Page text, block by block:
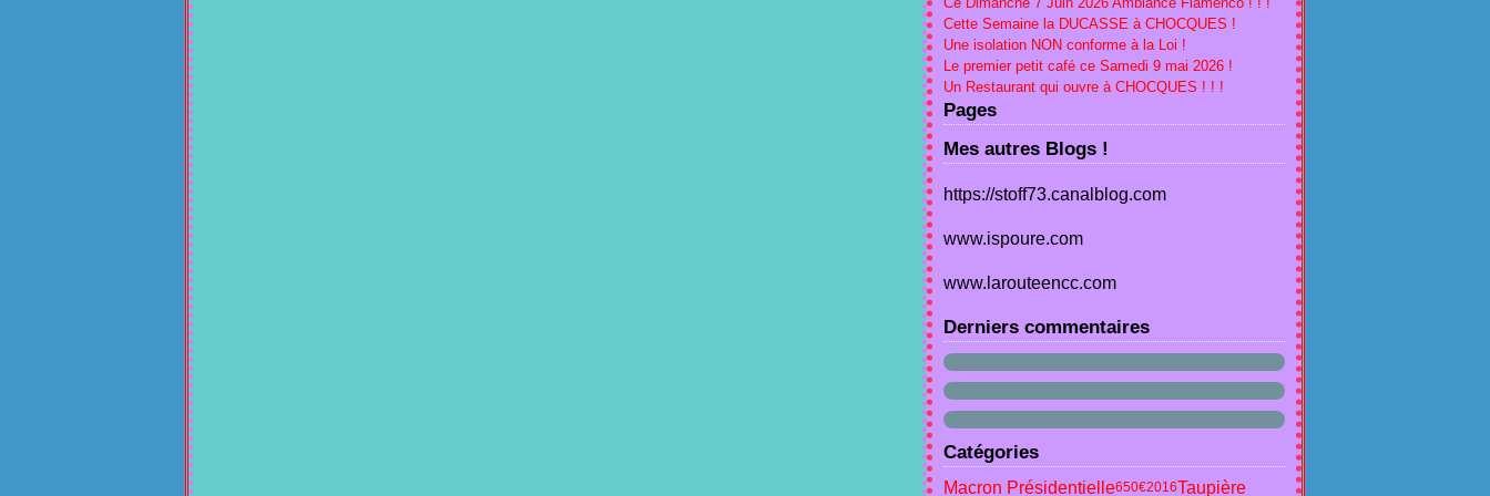
Cette Semaine la DUCASSE à CHOCQUES !
Une isolation NON conforme à la Loi !
Le premier petit café ce Samedi 9 mai 2026 !
Un Restaurant qui ouvre à CHOCQUES ! ! !
Pages
Mes autres Blogs !
https://stoff73.canalblog.com
www.ispoure.com
www.larouteencc.com
Derniers commentaires
Catégories
Macron Présidentielle650€2016Taupière